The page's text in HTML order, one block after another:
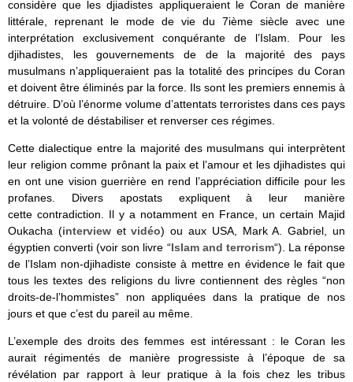
considère que les djiadistes appliqueraient le Coran de manière
littérale, reprenant le mode de vie du 7ième siècle avec une
interprétation exclusivement conquérante de l’Islam. Pour les
djihadistes, les gouvernements de de la majorité des pays
musulmans n’appliqueraient pas la totalité des principes du Coran
et doivent être éliminés par la force. Ils sont les premiers ennemis à
détruire. D’où l’énorme volume d’attentats terroristes dans ces pays
et la volonté de déstabiliser et renverser ces régimes.
Cette dialectique entre la majorité des musulmans qui interprètent
leur religion comme prônant la paix et l’amour et les djihadistes qui
en ont une vision guerrière en rend l’appréciation difficile pour les
profanes. Divers apostats expliquent à leur manière
cette contradiction. Il y a notamment en France, un certain Majid
Oukacha (interviewetvidéo) ou aux USA, Mark A. Gabriel, un
égyptien converti (voir son livre “Islam and terrorism“). La réponse
de l’Islam non-djihadiste consiste à mettre en évidence le fait que
tous les textes des religions du livre contiennent des règles “non
droits-de-l’hommistes” non appliquées dans la pratique de nos
jours et que c’est du pareil au même.
L’exemple des droits des femmes est intéressant : le Coran les
aurait régimentés de manière progressiste à l’époque de sa
révélation par rapport à leur pratique à la fois chez les tribus